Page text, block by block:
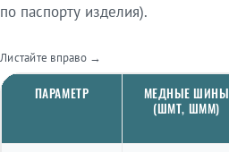
по паспорту изделия).
Листайте вправо →
ПАРАМЕТР
МЕДНЫЕ ШИНЫ
(ШМТ, ШММ)